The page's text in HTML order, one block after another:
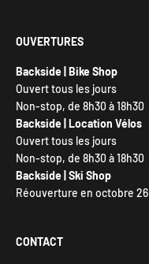
OUVERTURES
Backside | Bike Shop
Ouvert tous les jours
Non-stop, de 8h30 à 18h30
Backside | Location Vélos
Ouvert tous les jours
Non-stop, de 8h30 à 18h30
Backside | Ski Shop
Réouverture en octobre 26
CONTACT